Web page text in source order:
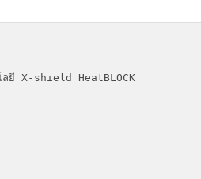
ลยี X-shield HeatBLOCK